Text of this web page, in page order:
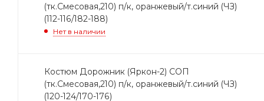
(тк.Смесовая,210) п/к, оранжевый/т.синий (ЧЗ)
(112-116/182-188)
Нет в наличии
Костюм Дорожник (Яркон-2) СОП
(тк.Смесовая,210) п/к, оранжевый/т.синий (ЧЗ)
(120-124/170-176)